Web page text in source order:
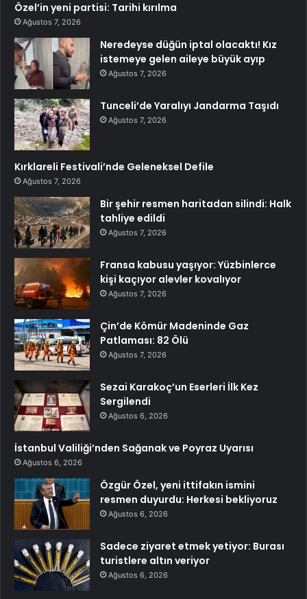
Özel’in yeni partisi: Tarihi kırılma
Ağustos 7, 2026
Neredeyse düğün iptal olacaktı! Kız
istemeye gelen aileye büyük ayıp
Ağustos 7, 2026
Tunceli’de Yaralıyı Jandarma Taşıdı
Ağustos 7, 2026
Kırklareli Festivali’nde Geleneksel Defile
Ağustos 7, 2026
Bir şehir resmen haritadan silindi: Halk
tahliye edildi
Ağustos 7, 2026
Fransa kabusu yaşıyor: Yüzbinlerce
kişi kaçıyor alevler kovalıyor
Ağustos 7, 2026
Çin’de Kömür Madeninde Gaz
Patlaması: 82 Ölü
Ağustos 7, 2026
Sezai Karakoç’un Eserleri İlk Kez
Sergilendi
Ağustos 6, 2026
İstanbul Valiliği’nden Sağanak ve Poyraz Uyarısı
Ağustos 6, 2026
Özgür Özel, yeni ittifakın ismini
resmen duyurdu: Herkesi bekliyoruz
Ağustos 6, 2026
Sadece ziyaret etmek yetiyor: Burası
turistlere altın veriyor
Ağustos 6, 2026